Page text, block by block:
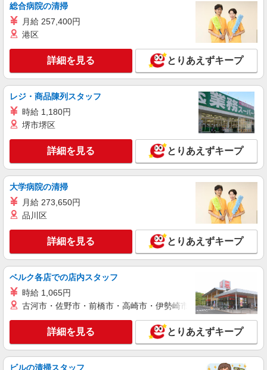
派遣社員
LAPI-Staff株式会社 本社/軽作業窓口
一般事務
時給1,900円 研修期間2ヵ月／時給1,700円
東京都港区 ★上記以外にも神奈川県内（川
崎・横浜・相模原など）に多数派遣先有
キープ 詳細を見る
アルバイト パート 職業紹介
株式会社フルキャスト東京支社/EA0401G-10M
カンタン軽作業スタッフ（仕分け・シール貼り
など）
時給1600円〜1800円（22:00〜翌5:00の深夜手
当で時給UP） ※給与幅は経験・能力による
キープ 詳細を見る
株式会社フルキャスト東京支社/EA0401G-10U
カンタン事務・データ入力スタッフ
時給1600円〜1800円（22:00〜翌5:00の深夜手
当で時給UP） ※給与幅は経験・能力による
東京都港区
キープ 詳細を見る
総合病院の清掃
月給 257,400円
港区
詳細を見る とりあえずキープ
レジ・商品陳列スタッフ
時給 1,180円
堺市堺区
詳細を見る とりあえずキープ
大学病院の清掃
月給 273,650円
品川区
詳細を見る とりあえずキープ
ベルク各店での店内スタッフ
時給 1,065円
古河市・佐野市・前橋市・高崎市・伊勢崎市・太田市・館林市
詳細を見る とりあえずキープ
ビルの清掃スタッフ